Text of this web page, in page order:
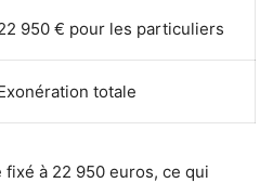
950 € pour les particuliers
totale
à 22 950 euros, ce qui